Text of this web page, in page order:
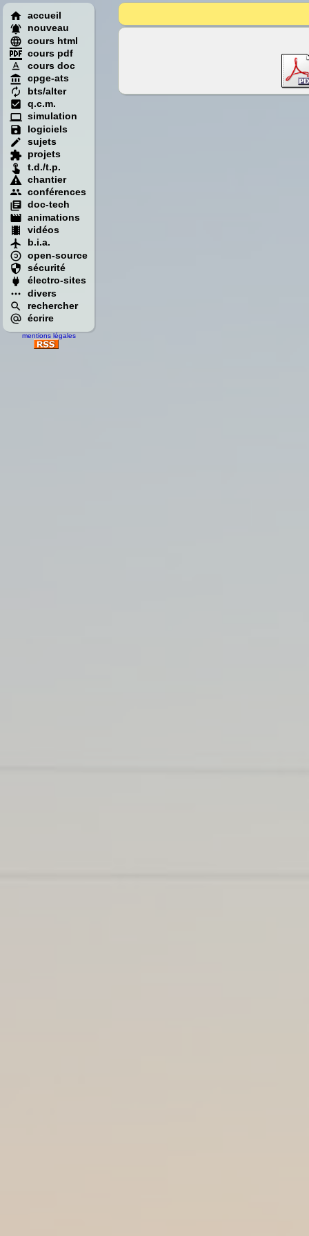
accueil
nouveau
cours html
cours pdf
cours doc
cpge-ats
bts/alter
q.c.m.
simulation
logiciels
sujets
projets
t.d./t.p.
chantier
conférences
doc-tech
animations
vidéos
b.i.a.
open-source
sécurité
électro-sites
divers
rechercher
écrire
mentions légales